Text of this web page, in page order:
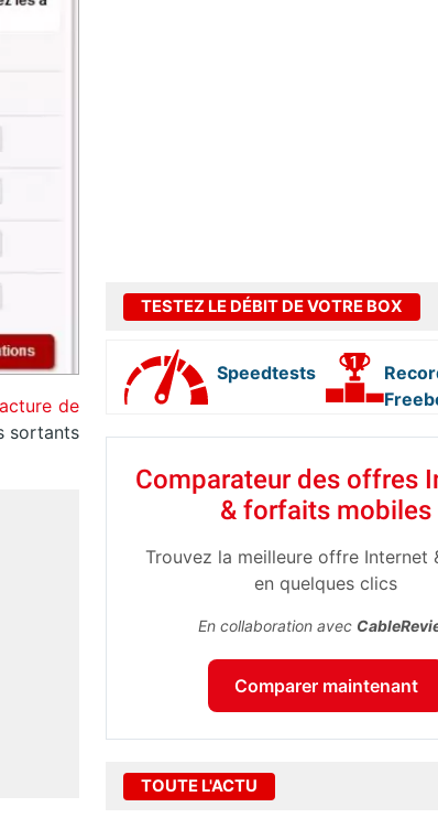
de
sortants
TESTEZ LE DÉBIT DE VOTRE BOX
Speedtests
Comparateur des offres
& forfaits mobiles
Trouvez la meilleure offre Internet
en quelques clics
En collaboration avec
Comparer maintenant
TOUTE L'ACTU